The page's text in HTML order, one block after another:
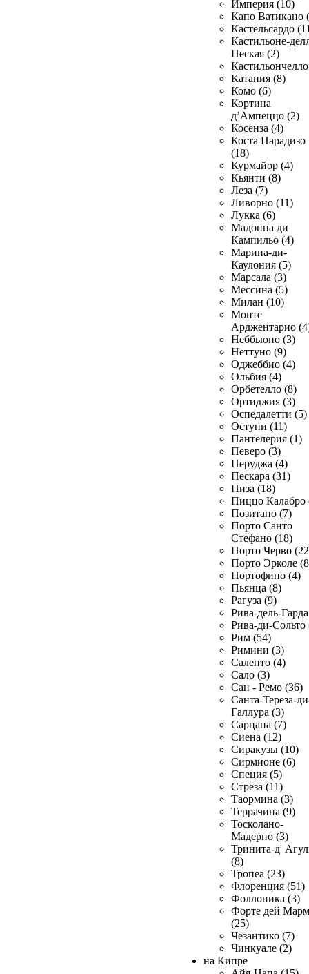
Империя (10)
Капо Ватикано
Кастельсардо
Кастильоне-
Пеская (2)
Катания (8)
Комо (6)
Кортина
д’Ампеццо (2)
Косенза (4)
Коста Парадизо
(18)
Курмайор (4)
Кьянти (8)
Леза (7)
Ливорно (11)
Лукка (6)
Мадонна ди
Кампильо (4)
Марина-ди-
Каулония (5)
Марсала (3)
Мессина (5)
Милан (10)
Монте
Арджентарио
Неббьюно (3)
Неттуно (9)
Оджеббио (4)
Ольбия (4)
Орбетелло (8)
Ортиджия (3)
Оспедалетти (5)
Остуни (11)
Пантелерия (1)
Певеро (3)
Перуджа (4)
Пескара (31)
Пиза (18)
Пиццо Калабро
Позитано (7)
Порто Санто
Стефано (18)
Порто Черво
Порто Эрколе
Портофино (4)
Пьянца (8)
Рагуза (9)
Рива-дель-
Рива-ди-Сольто
Рим (54)
Римини (3)
Саленто (4)
Сало (3)
Сан - Ремо (36)
Санта-Тереза-
Галлура (3)
Сарцана (7)
Сиена (12)
Сиракузы (10)
Сирмионе (6)
Специя (5)
Стреза (11)
Таормина (3)
Террачина (9)
Тосколано-
Мадерно (3)
Тринита-д'
(8)
Тропеа (23)
Флоренция (51)
Фоллоника (3)
Форте дей
(25)
Чезантико (7)
Чинкуале (2)
на Кипре